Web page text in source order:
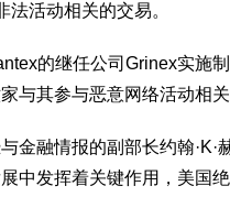
活动相关的交易。
的继任公司Grinex实施
与其参与恶意网络活动相关
金融情报的副部长约翰
中发挥着关键作用，美国